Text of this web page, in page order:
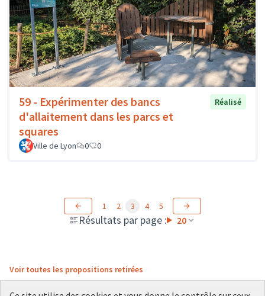
59 - Expérimenter des bancs
d'allaitement dans les parcs et
squares
Réalisé
Ville de Lyon 0 0
Résultats par page : 20
1 2 3 4 5
Voir toutes les propositions retirées